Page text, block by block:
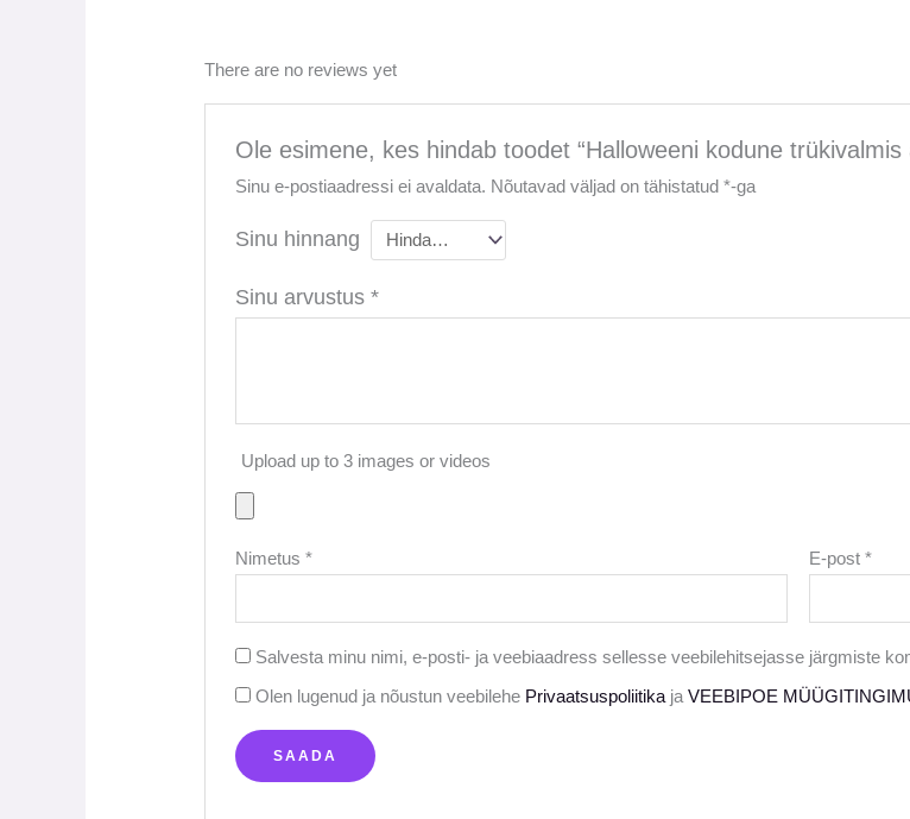
There are no reviews yet
Ole esimene, kes hindab toodet “Halloweeni kodune trükivalmis
Sinu e-postiaadressi ei avaldata. Nõutavad väljad on tähistatud*-ga
Sinu hinnang
Sinu arvustus*
Upload up to 3 images or videos
Nimetus* E-post*
Salvesta minu nimi, e-posti- ja veebiaadress sellesse veebilehitsejasse järgmiste
Olen lugenud ja nõustun veebilehe PrivaatsuspoliitikajaVEEBIPOE